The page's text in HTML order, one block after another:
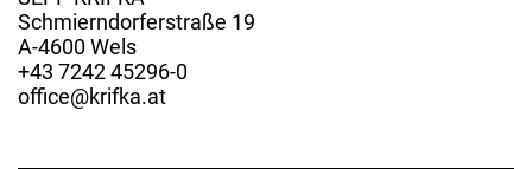
Schmierndorferstraße 19
A-4600 Wels
+43 7242 45296-0
office@krifka.at